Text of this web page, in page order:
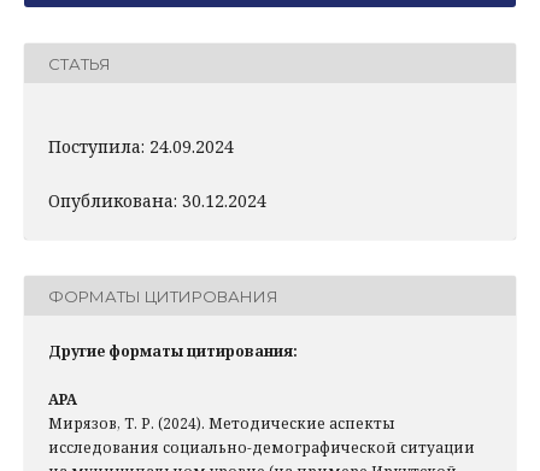
СТАТЬЯ
Поступила: 24.09.2024
Опубликована: 30.12.2024
ФОРМАТЫ ЦИТИРОВАНИЯ
Другие форматы цитирования:
APA
Мирязов, Т. Р. (2024). Методические аспекты
исследования социально-демографической ситуации